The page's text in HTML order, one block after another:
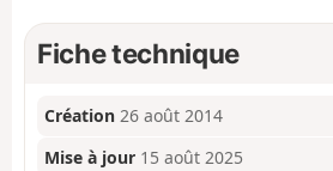
Fiche technique
Création 26 août 2014
Mise à jour 15 août 2025